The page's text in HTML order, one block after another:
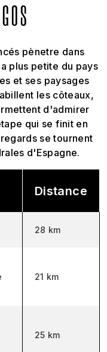
pènetre dans
plus petite du pays
et ses paysages
les côteaux,
d'admirer
qui se finit en
se tournent
d'Espagne.
Distance
28 km
21 km
25 km